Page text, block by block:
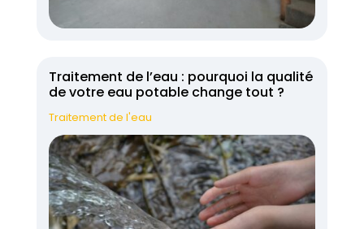
Traitement de l’eau : pourquoi la qualité
de votre eau potable change tout ?
Traitement de l'eau